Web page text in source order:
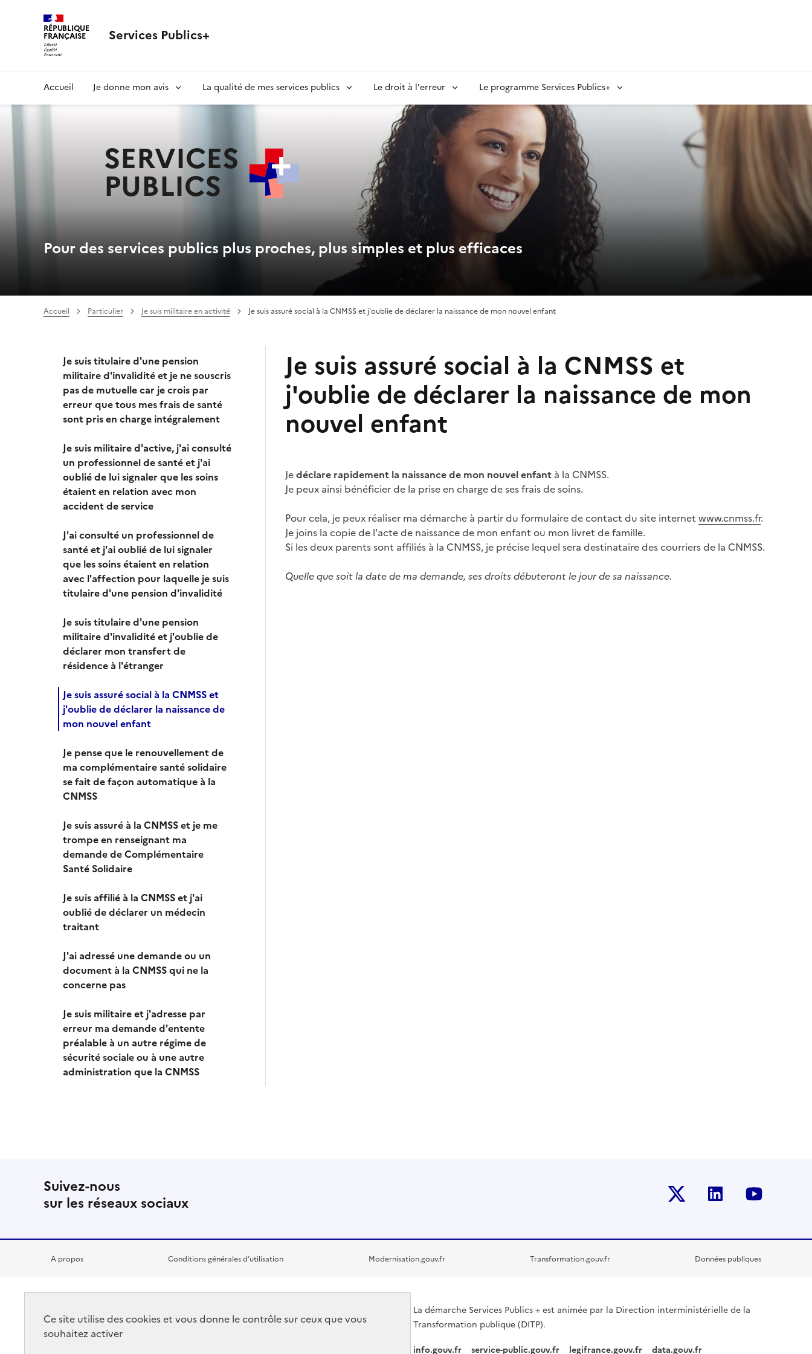
RÉPUBLIQUE
FRANÇAISE Services Publics+
principaleAccueil Je donne mon avis La qualité de mes services publics Le droit à l'erreur Le programme Services Publics+
SERVICES
PUBLICS
Pour des services publics plus proches, plus simples et plus efficaces
Accueil Particulier Je suis militaire en activité Je suis assuré social à la CNMSS et j'oublie de déclarer la naissance de mon nouvel enfant
Je suis titulaire d'une pension
militaire d'invalidité et je ne souscris
pas de mutuelle car je crois par
erreur que tous mes frais de santé
sont pris en charge intégralement
Je suis militaire d'active, j'ai consulté
un professionnel de santé et j'ai
oublié de lui signaler que les soins
étaient en relation avec mon
accident de service
J'ai consulté un professionnel de
santé et j'ai oublié de lui signaler
que les soins étaient en relation
avec l'affection pour laquelle je suis
titulaire d'une pension d'invalidité
Je suis titulaire d'une pension
militaire d'invalidité et j'oublie de
déclarer mon transfert de
résidence à l'étranger
Je suis assuré social à la CNMSS et
j'oublie de déclarer la naissance de
mon nouvel enfant
Je pense que le renouvellement de
ma complémentaire santé solidaire
se fait de façon automatique à la
CNMSS
Je suis assuré à la CNMSS et je me
trompe en renseignant ma
demande de Complémentaire
Santé Solidaire
Je suis affilié à la CNMSS et j'ai
oublié de déclarer un médecin
traitant
J'ai adressé une demande ou un
document à la CNMSS qui ne la
concerne pas
Je suis militaire et j'adresse par
erreur ma demande d'entente
préalable à un autre régime de
sécurité sociale ou à une autre
administration que la CNMSS
Je suis assuré social à la CNMSS et
j'oublie de déclarer la naissance de mon
nouvel enfant
Jedéclare rapidement la naissance de mon nouvel enfant à la CNMSS.
Je peux ainsi bénéficier de la prise en charge de ses frais de soins.
Pour cela, je peux réaliser ma démarche à partir du formulaire de contact du site internet www.cnmss.fr.
Je joins la copie de l'acte de naissance de mon enfant ou mon livret de famille.
Si les deux parents sont affiliés à la CNMSS, je précise lequel sera destinataire des courriers de la CNMSS.
Quelle que soit la date de ma demande, ses droits débuteront le jour de sa naissance.
Suivez-nous
sur les réseaux sociaux
Twitter-x Linkedin
A propos Conditions générales d’utilisation Modernisation.gouv.fr Transformation.gouv.fr Données publiques
RÉPUBLIQUE
FRANÇAISE
La démarche Services Publics + est animée par la Direction interministérielle de la
Transformation publique (DITP).
info.gouv.fr
service-public.gouv.fr legifrance.gouv.fr data.gouv.fr
Ce site utilise des cookies et vous donne le contrôle sur ceux que vous
souhaitez activer